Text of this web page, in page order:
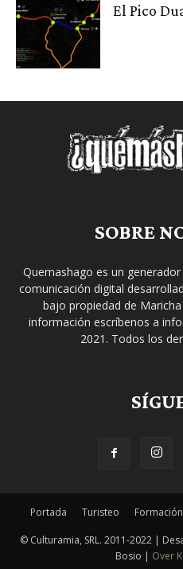
El Pico
SOBRE
Quemashago es un
comunicación digital
bajo propiedad de
información escríbenos a
2021. Todos los
Portada Turisteo Formación
© Culturamia, SRL. 2011-2022 |
Bosio | Over